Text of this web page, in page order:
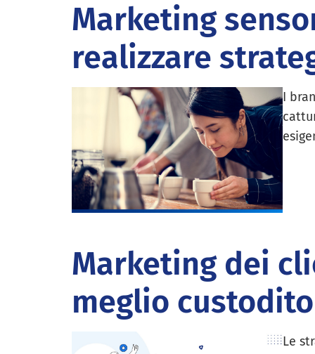
Marketing
realizzare
I
Marketing dei
meglio
Le